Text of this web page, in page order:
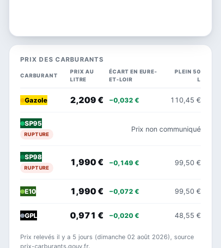
PRIX DES CARBURANTS
CARBURANT
PRIX AU
LITRE
ÉCART EN EURE-
ET-LOIR
PLEIN 50
L
Gazole 2,209 € −0,032 € 110,45 €
SP95
RUPTURE
Prix non communiqué
SP98
RUPTURE
1,990 € −0,149 € 99,50 €
E10 1,990 € −0,072 € 99,50 €
GPL 0,971 € −0,020 € 48,55 €
Prix relevés il y a 5 jours (dimanche 02 août 2026), source
prix-carburants.gouv.fr.